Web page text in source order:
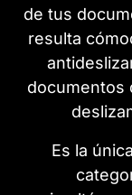
de tus
resulta
documentos
Es la